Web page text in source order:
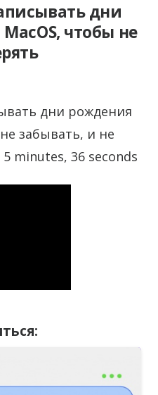
дни
чтобы не
дни рождения
забывать, и не
minutes, 36 seconds